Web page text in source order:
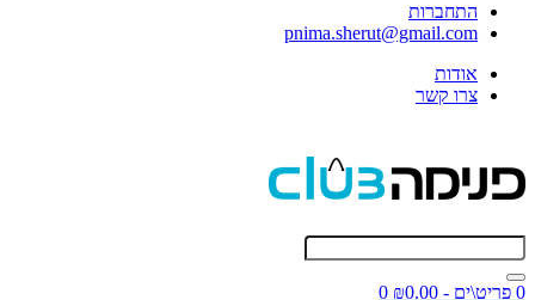
התחברות
pnima.sherut@gmail.com
אודות
צרו קשר
0 פריט\ים - ₪0.00
0